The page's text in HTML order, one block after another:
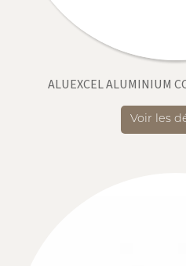
ALUEXCEL ALUMINIUM
Voir les